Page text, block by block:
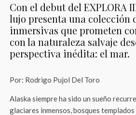
Con el debut del EXPLORA
lujo presenta una colección
inmersivas que prometen
con la naturaleza salvaje
perspectiva inédita: el mar.
Por: Rodrigo Pujol Del Toro
Alaska siempre ha sido un sueño
glaciares inmensos, bosques